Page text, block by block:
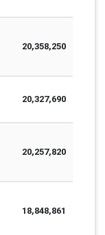
20,358,250
20,327,690
20,257,820
18,848,861